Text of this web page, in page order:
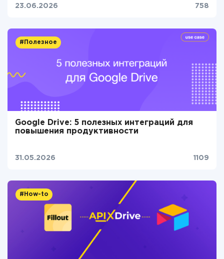
23.06.2026 758
#Полезное
Google Drive: 5 полезных интеграций для
повышения продуктивности
31.05.2026 1109
#How-to